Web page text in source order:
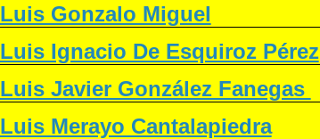
Luis Gonzalo Miguel
Luis Ignacio De Esquiroz Pérez
Luis Javier González Fanegas
Luis Merayo Cantalapiedra